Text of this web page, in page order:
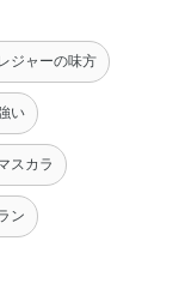
ジャーの味方
い
スカラ
ン